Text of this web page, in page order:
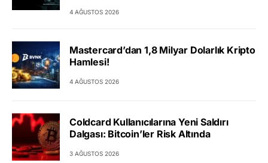
4 AĞUSTOS 2026
Mastercard’dan 1,8 Milyar Dolarlık Kripto
Hamlesi!
4 AĞUSTOS 2026
Coldcard Kullanıcılarına Yeni Saldırı
Dalgası: Bitcoin’ler Risk Altında
3 AĞUSTOS 2026